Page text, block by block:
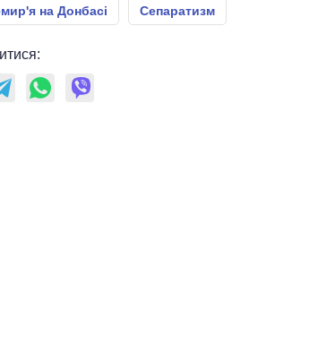
на Донбасі Сепаратизм